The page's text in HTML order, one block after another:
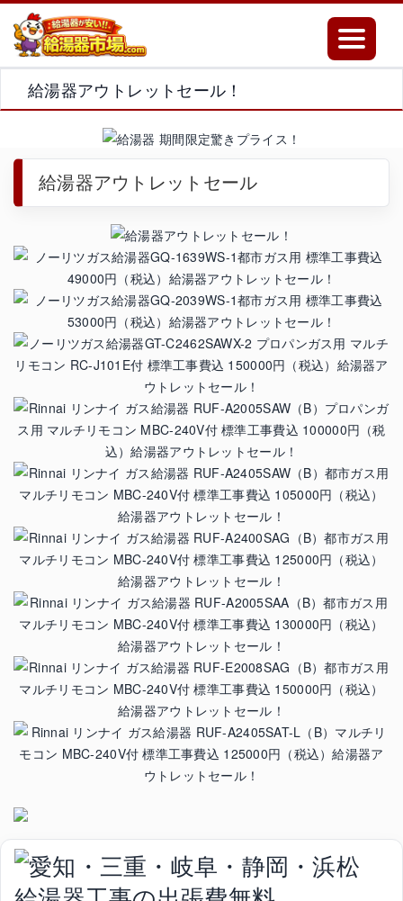
Toggle
給湯器アウトレットセール！
給湯器アウトレットセール